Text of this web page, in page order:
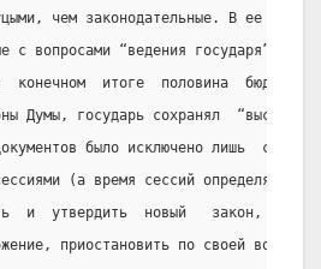
чем законодательные. В ее
с вопросами “ведения государя”, а
конечном  итоге  половина  бюджета
Думы, государь сохранял  “высшую
было исключено лишь  слово
(а время сессий определялось
и  утвердить  новый   закон,
приостановить по своей воле